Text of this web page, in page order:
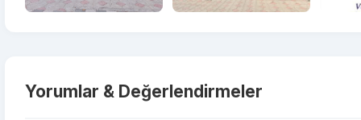
Yorumlar & Değerlendirmeler